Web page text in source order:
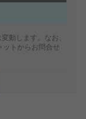
動します。なお、
トからお問合せ